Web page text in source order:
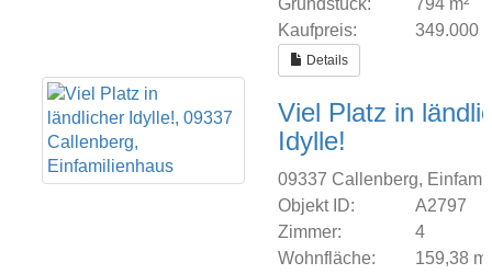
Grundstück:
794 m²
Kaufpreis:
349.000
Details
Viel Platz in
Idylle!
09337 Callenberg,
Objekt ID:
A2797
Zimmer:
4
Wohnfläche:
159,38 m²